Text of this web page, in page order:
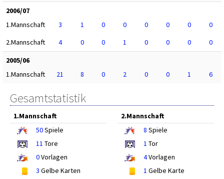
2006/07
1.Mannschaft
3 1 0 0 0 0 0
0
2.Mannschaft
4 0 0 1 0 0 0
0
2005/06
1.Mannschaft
21 8 0 2 0 0 1 6
Gesamtstatistik
1.Mannschaft
50Spiele
11 Tore
0Vorlagen
3 Gelbe Karten
2.Mannschaft
8 Spiele
1 Tor
4Vorlagen
1 Gelbe Karte